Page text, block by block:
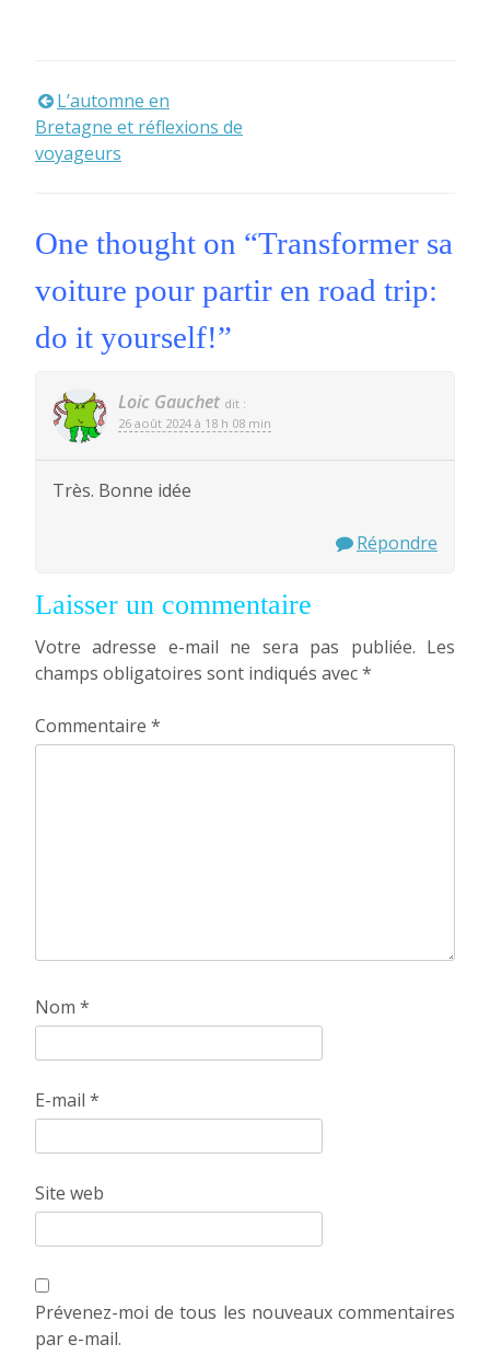
Navigation
de
L’automne en
Bretagne et réflexions de
voyageurs
One thought on “Transformer sa
voiture pour partir en road trip:
do it yourself!”
Loic Gauchet dit :
26 août 2024 à 18 h 08 min
Très. Bonne idée
Répondre
Laisser un commentaire
Votre adresse e-mail ne sera pas publiée. Les
champs obligatoires sont indiqués avec*
Commentaire *
Nom *
E-mail *
Site web
Prévenez-moi de tous les nouveaux commentaires
par e-mail.